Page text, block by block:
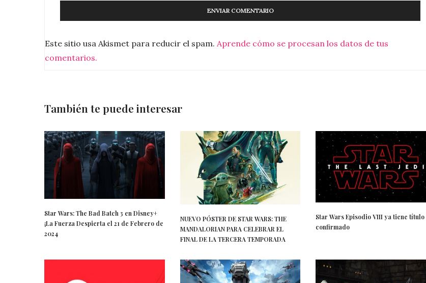
Este sitio usa Akismet para reducir el spam. Aprende cómo se procesan los datos de tus
comentarios.
También te puede interesar
Star Wars: The Bad Batch 3 en Disney+
¡La Fuerza Despierta el 21 de Febrero de
2024
NUEVO PÓSTER DE STAR WARS: THE
MANDALORIAN PARA CELEBRAR EL
FINAL DE LA TERCERA TEMPORADA
Star Wars Episodio VIII ya tiene título
confirmado